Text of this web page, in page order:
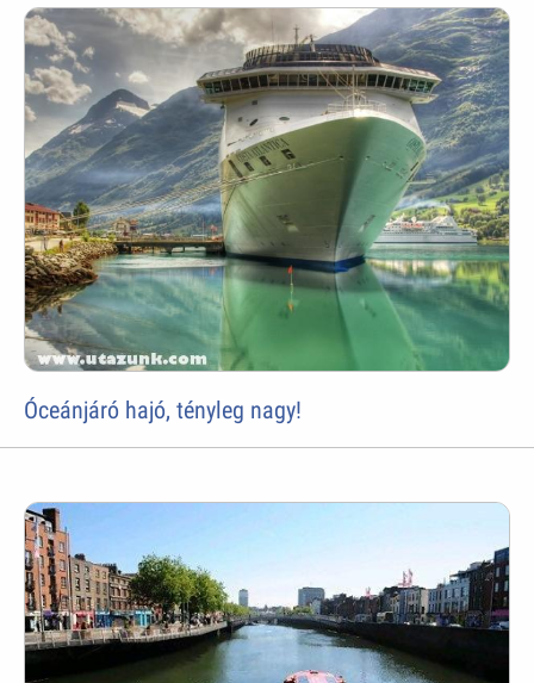
Óceánjáró hajó, tényleg nagy!